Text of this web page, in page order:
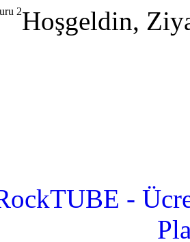
2Hoşgeldin,